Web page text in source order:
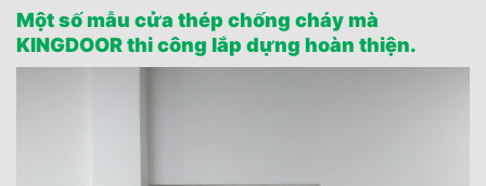
Một số mẫu cửa thép chống cháy mà
KINGDOOR thi công lắp dựng hoàn thiện.